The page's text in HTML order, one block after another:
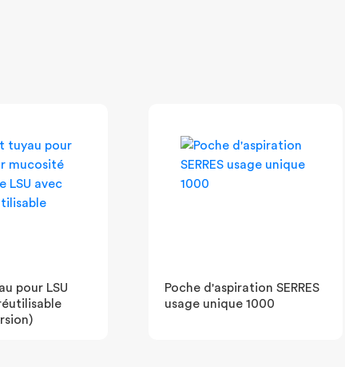
pour LSU
Poche d'aspiration SERRES
usage unique 1000